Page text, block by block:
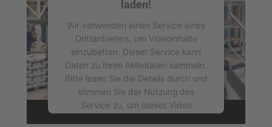
laden!
Wir verwenden einen Service eines
Drittanbieters, um Videoinhalte
einzubetten. Dieser Service kann
Daten zu Ihren Aktivitäten sammeln.
Bitte lesen Sie die Details durch und
stimmen Sie der Nutzung des
Service zu, um dieses Video